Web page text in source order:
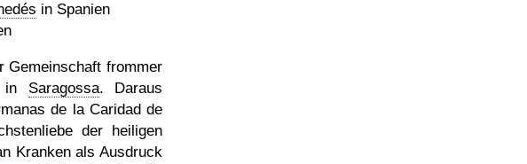
in Spanien
Gemeinschaft frommer
in Saragossa. Daraus
de la Caridad de
der heiligen
Kranken als Ausdruck